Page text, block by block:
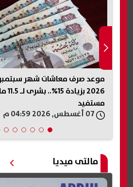
موعد صرف معاشات شهر
2026
مستفيد
مالتى ميديا